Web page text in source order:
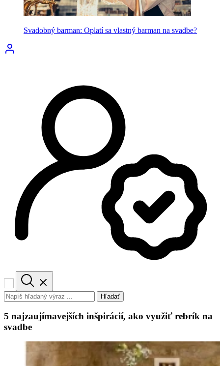
Svadobný barman: Oplatí sa vlastný barman na svadbe?
Hľadať
5 najzaujímavejších inšpirácií, ako využiť rebrík na
svadbe